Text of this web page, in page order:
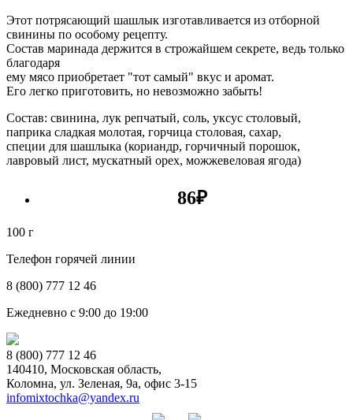
Этот потрясающий шашлык изготавливается из отборной
свинины по особому рецепту.
Состав маринада держится в строжайшем секрете, ведь только
благодаря
ему мясо приобретает "тот самый" вкус и аромат.
Его легко приготовить, но невозможно забыть!
Состав: свинина, лук репчатый, соль, уксус столовый,
паприка сладкая молотая, горчица столовая, сахар,
специи для шашлыка (кориандр, горчичный порошок,
лавровый лист, мускатный орех, можжевеловая ягода)
86₽
100 г
Телефон горячей линии
8 (800) 777 12 46
Ежедневно с 9:00 до 19:00
8 (800) 777 12 46
140410, Московская область,
Коломна, ул. Зеленая, 9а, офис 3-15
infomixtochka@yandex.ru